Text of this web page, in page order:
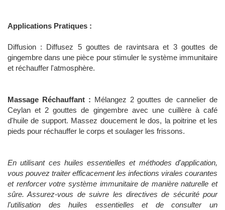
Applications Pratiques :
Diffusion : Diffusez 5 gouttes de ravintsara et 3 gouttes de
gingembre dans une pièce pour stimuler le système immunitaire
et réchauffer l'atmosphère.
Massage Réchauffant : Mélangez 2 gouttes de cannelier de
Ceylan et 2 gouttes de gingembre avec une cuillère à café
d'huile de support. Massez doucement le dos, la poitrine et les
pieds pour réchauffer le corps et soulager les frissons.
En utilisant ces huiles essentielles et méthodes d'application,
vous pouvez traiter efficacement les infections virales courantes
et renforcer votre système immunitaire de manière naturelle et
sûre. Assurez-vous de suivre les directives de sécurité pour
l'utilisation des huiles essentielles et de consulter un